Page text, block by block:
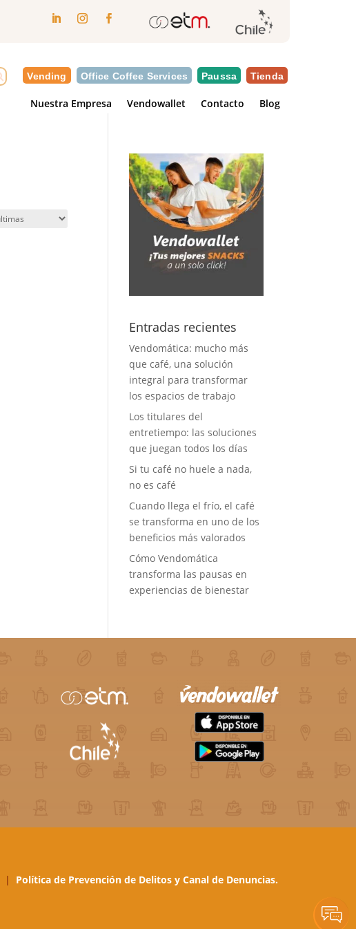
Vending Office Coffee Services Paussa Tienda
Nuestra Empresa Vendowallet Contacto Blog
Entradas recientes
Vendomática: mucho más
que café, una solución
integral para transformar
los espacios de trabajo
Los titulares del
entretiempo: las soluciones
que juegan todos los días
Si tu café no huele a nada,
no es café
Cuando llega el frío, el café
se transforma en uno de los
beneficios más valorados
Cómo Vendomática
transforma las pausas en
experiencias de bienestar
| Política de Prevención de Delitos y Canal de Denuncias.